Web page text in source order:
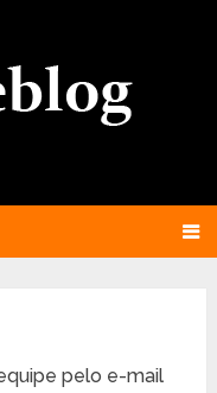
pelo e-mail